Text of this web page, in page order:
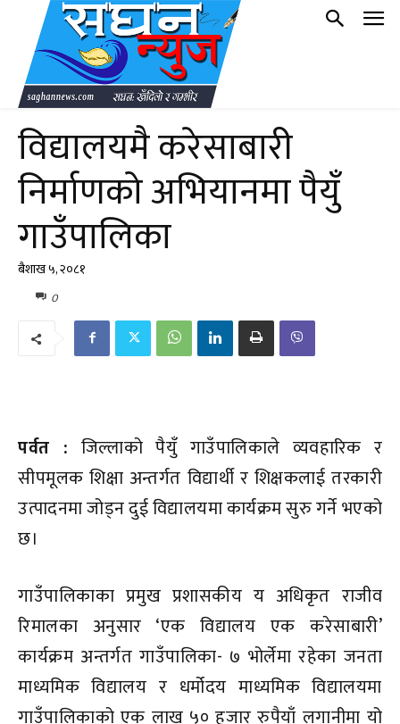
विद्यालयमै करेसाबारी
निर्माणको अभियानमा पैयुँ
गाउँपालिका
बैशाख ५, २०८१
0
पर्वत : जिल्लाको पैयुँ गाउँपालिकाले व्यवहारिक र
सीपमूलक शिक्षा अन्तर्गत विद्यार्थी र शिक्षकलाई तरकारी
उत्पादनमा जोड्न दुई विद्यालयमा कार्यक्रम सुरु गर्ने भएको
छ।
गाउँपालिकाका प्रमुख प्रशासकीय य अधिकृत राजीव
रिमालका अनुसार ‘एक विद्यालय एक करेसाबारी’
कार्यक्रम अन्तर्गत गाउँपालिका- ७ भोर्लेमा रहेका जनता
माध्यमिक विद्यालय र धर्मोदय माध्यमिक विद्यालयमा